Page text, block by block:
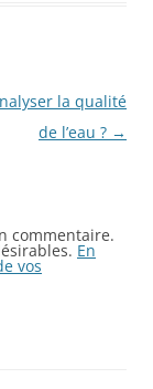
la qualité
de l’eau ? →
commentaire.
En
vos